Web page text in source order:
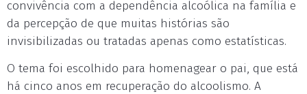
convivência com a dependência alcoólica na família e
da percepção de que muitas histórias são
invisibilizadas ou tratadas apenas como estatísticas.
O tema foi escolhido para homenagear o pai, que está
há cinco anos em recuperação do alcoolismo. A